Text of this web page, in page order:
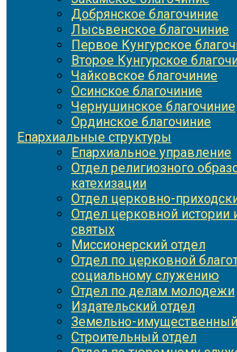
Добрянское благочиние
Лысьвенское благочиние
Первое Кунгурское
Второе Кунгурское
Чайковское благочиние
Осинское благочиние
Чернушинское благочиние
Ординское благочиние
Епархиальные структуры
Епархиальное управление
Отдел религиозного
катехизации
Отдел церковно-
Отдел церковной истории
святых
Миссионерский отдел
Отдел по церковной
социальному служению
Отдел по делам молодежи
Издательский отдел
Земельно-
Строительный отдел